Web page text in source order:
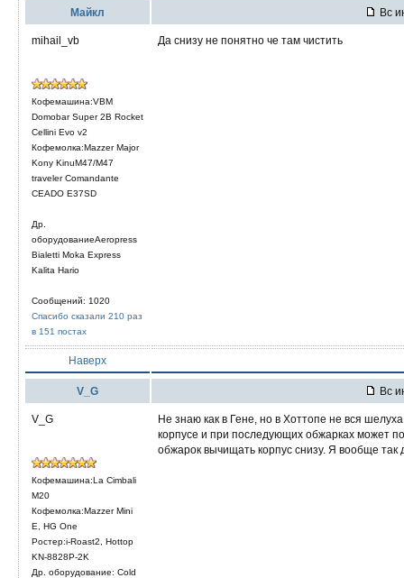
Mайкл Вс
mihail_vb
Кофемашина:VBM
Domobar Super 2B Rocket
Cellini Evo v2
Кофемолка:Mazzer Major
Kony KinuM47/M47
traveler Comandante
CEADO E37SD
Др.
оборудованиеAeropress
Bialetti Moka Express
Kalita Hario
Сообщений: 1020
Спасибо сказали 210 раз
в 151 постах
Да снизу не понятно че там чистить
Наверх
V_G Вс
V_G
Кофемашина:La Cimbali
M20
Кофемолка:Mazzer Mini
E, HG One
Ростер:i-Roast2, Hottop
KN-8828P-2K
Др. оборудование: Cold
Не знаю как в Гене, но в Хоттопе не вся
корпусе и при последующих обжарках может
обжарок вычищать корпус снизу. Я вообще